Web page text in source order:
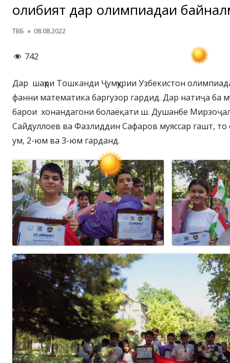
Ғолибият дар олимпиадаи
Автор
ТВБ Опубликовано
08.08.2022
742
Дар шаҳри Тошканди Ҷумҳурии Узбекистон
фанни математика баргузор гардид. Дар натиҷа ба
барои хонандагони болаёқати ш. Душанбе
Сайдуллоев ва Фазлиддин Сафаров муяссар гашт,
ум, 2-юм ва 3-юм гарданд.